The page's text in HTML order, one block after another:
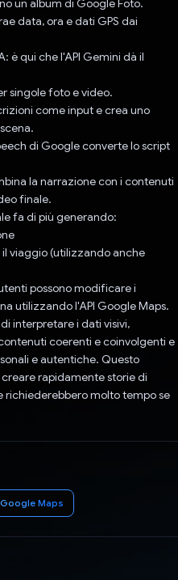
un album di Google Foto.
data, ora e dati GPS dai
è qui che l'API Gemini dà il
singole foto e video.
come input e crea uno
di Google converte lo script
la narrazione con i contenuti
finale.
fa di più generando:
viaggio (utilizzando anche
possono modificare i
utilizzando l'API Google Maps.
interpretare i dati visivi,
coerenti e coinvolgenti e
e autentiche. Questo
rapidamente storie di
molto tempo se
Maps